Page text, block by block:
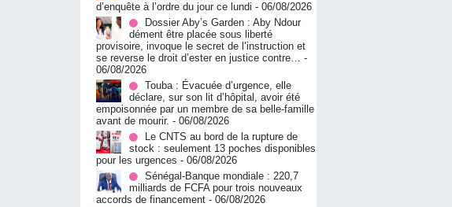
d’enquête à l’ordre du jour ce lundi - 06/08/2026
Dossier Aby’s Garden : Aby Ndour
dément être placée sous liberté
provisoire, invoque le secret de l’instruction et
se reverse le droit d’ester en justice contre… -
06/08/2026
Touba : Évacuée d’urgence, elle
déclare, sur son lit d’hôpital, avoir été
empoisonnée par un membre de sa belle-famille
avant de mourir. - 06/08/2026
Le CNTS au bord de la rupture de
stock : seulement 13 poches disponibles
pour les urgences - 06/08/2026
Sénégal-Banque mondiale : 220,7
milliards de FCFA pour trois nouveaux
accords de financement - 06/08/2026